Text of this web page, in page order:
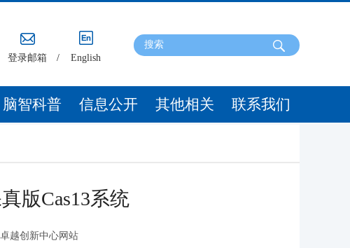
登录邮箱 / English
脑智科普 信息公开 其他相关 联系我们
版Cas13系统
越创新中心网站